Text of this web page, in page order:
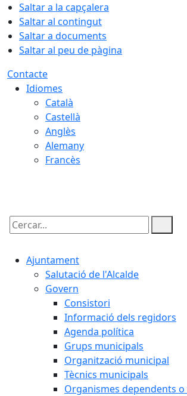
Saltar a la capçalera
Saltar al contingut
Saltar a documents
Saltar al peu de pàgina
Contacte
Idiomes
Català
Castellà
Anglès
Alemany
Francès
Cercar:
Ajuntament
Salutació de l'Alcalde
Govern
Consistori
Informació dels regidors
Agenda política
Grups municipals
Organització municipal
Tècnics municipals
Organismes dependents